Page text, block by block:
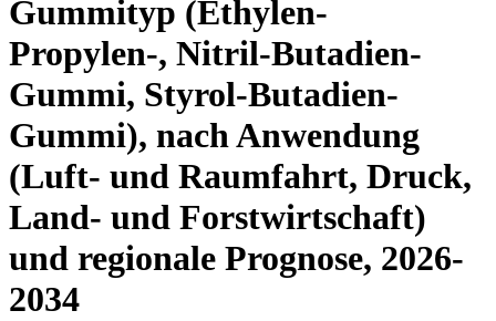
Gummityp (Ethylen-
Propylen-, Nitril-Butadien-
Gummi, Styrol-Butadien-
Gummi), nach Anwendung
(Luft- und Raumfahrt, Druck,
Land- und Forstwirtschaft)
und regionale Prognose, 2026-
2034